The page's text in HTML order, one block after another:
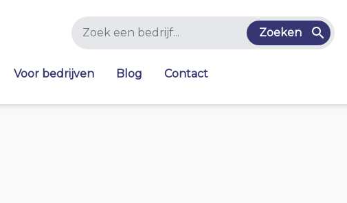
Zoeken
Voor bedrijven Blog Contact